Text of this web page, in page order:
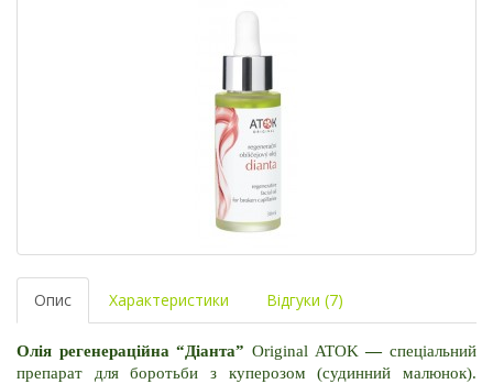
Опис Характеристики Відгуки (7)
Олія регенераційна “Діанта” Original ATOK — спеціальний
препарат для боротьби з куперозом (судинний малюнок).